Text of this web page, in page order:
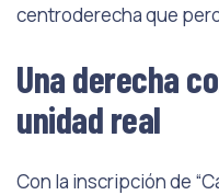
centroderecha que
Una derecha
unidad real
Con la inscripción de